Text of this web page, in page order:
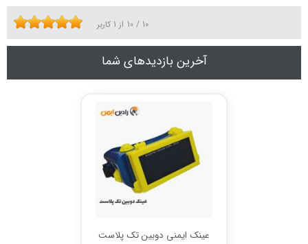
10 / 10 از 1 کاربر
آخرین بازدیدهای شما
عینک ایمنی دوبین تک پلاست